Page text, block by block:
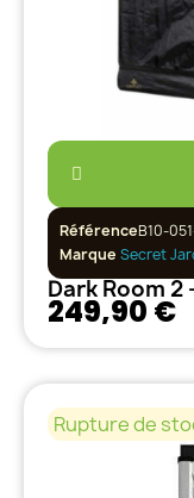
RéférenceB10-
Marque Secret
Dark Room 2
249,90 €
Rupture de